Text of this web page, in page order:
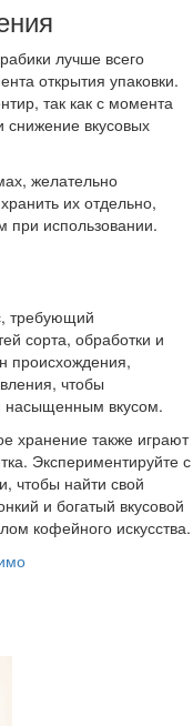
лучше всего
открытия упаковки.
так как с момента
снижение вкусовых
желательно
их отдельно,
при использовании.
требующий
сорта, обработки и
происхождения,
чтобы
насыщенным вкусом.
хранение также играют
Экспериментируйте с
чтобы найти свой
и богатый вкусовой
кофейного искусства.